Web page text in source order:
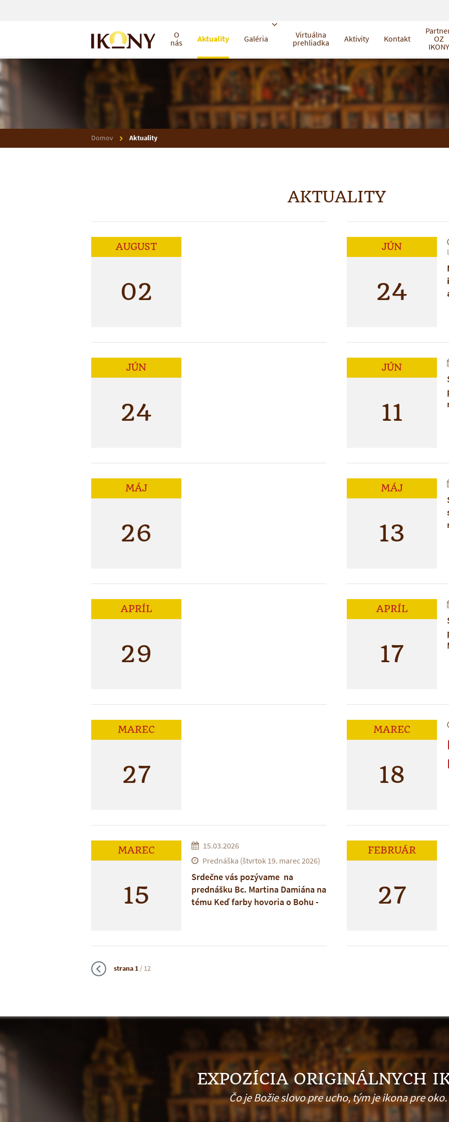
O
nás
Aktuality Galéria
Virtuálna
prehliadka
Aktivity Kontakt
OZ
IKONY
Domov Aktuality
AKTUALITY
AUGUST
02
JÚN
24
JÚN
24
JÚN
11
MÁJ
26
MÁJ
13
APRÍL
29
APRÍL
17
MAREC
27
MAREC
18
MAREC
15
15.03.2026
Prednáška (štvrtok 19. marec 2026)
Srdečne vás pozývame na
prednášku Bc. Martina Damiána na
tému Keď farby hovoria o Bohu -
FEBRUÁR
27
strana 1 / 12
EXPOZÍCIA ORIGINÁLNYCH
Čo je Božie slovo pre ucho, tým je ikona pre oko.